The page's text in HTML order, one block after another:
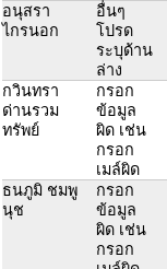
อนุสรา
ไกรนอก
อื่นๆ
โปรด
ระบุด้าน
ล่าง
กวินทรา
ด่านรวม
ทรัพย์
กรอก
ข้อมูล
ผิด เช่น
กรอก
เมล์ผิด
ธนภูมิ ชมพู
นุช
กรอก
ข้อมูล
ผิด เช่น
กรอก